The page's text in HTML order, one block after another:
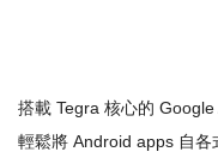
搭載 Tegra 核心的
輕鬆將 Android apps 自